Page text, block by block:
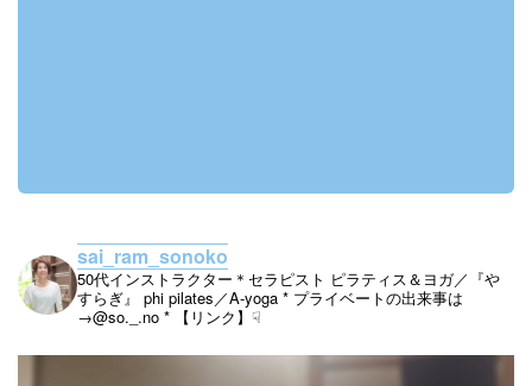
sai_ram_sonoko
50代インストラクター＊セラピスト ピラティス＆ヨガ／『や
すらぎ』
phi pilates／A-yoga * プライベートの出来事は
→@so._.no * 【リンク】☟